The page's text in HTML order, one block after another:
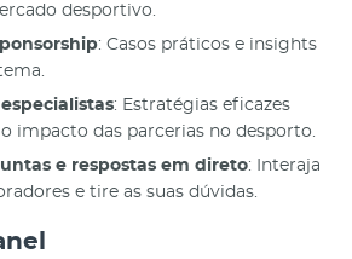
desportivo.
: Casos práticos e insights
: Estratégias eficazes
impacto das parcerias no desporto.
e respostas em direto: Interaja
e tire as suas dúvidas.